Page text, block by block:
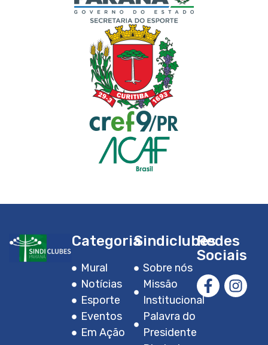
Categoria
Mural
Notícias
Esporte
Eventos
Em Ação
Sindiclubes
Sobre nós
Missão
Institucional
Palavra do
Presidente
Redes
Sociais